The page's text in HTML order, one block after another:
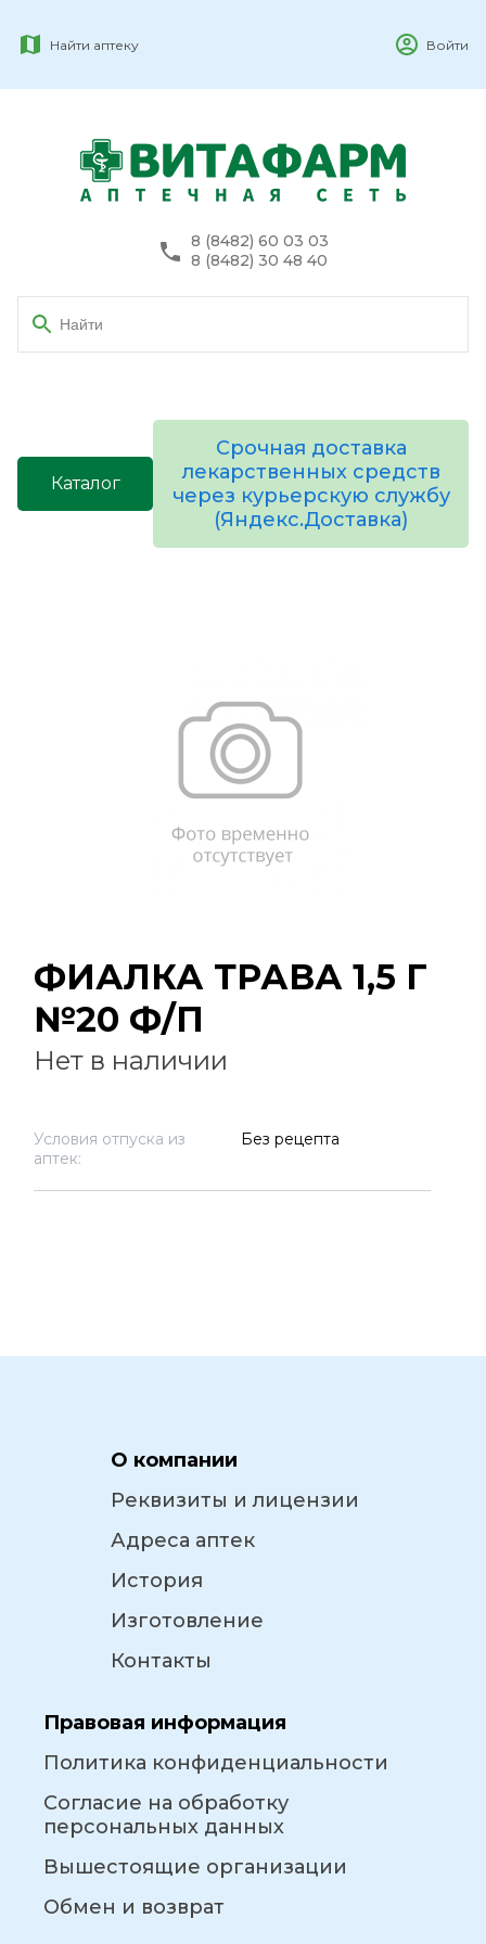
Найти аптеку Войти
8 (8482) 60 03 03
8 (8482) 30 48 40
Каталог
Срочная доставка
лекарственных средств
через курьерскую службу
(Яндекс.Доставка)
ФИАЛКА ТРАВА 1,5 Г
№20 Ф/П
Нет в наличии
Условия отпуска из
аптек:
Без рецепта
О компании
Реквизиты и лицензии
Адреса аптек
История
Изготовление
Контакты
Правовая информация
Политика конфиденциальности
Согласие на обработку
персональных данных
Вышестоящие организации
Обмен и возврат